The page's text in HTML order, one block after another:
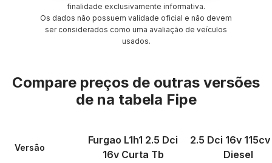
finalidade exclusivamente informativa.
Os dados não possuem validade oficial e não devem
ser considerados como uma avaliação de veículos
usados.
Compare preços de outras versões
de na tabela Fipe
Versão
Furgao L1h1 2.5 Dci
16v Curta Tb
2.5 Dci 16v
Diesel